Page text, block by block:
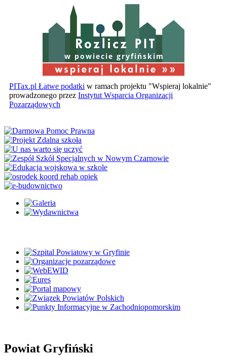
w powiecie gryfińskim
PITax.pl Łatwe podatki w ramach projektu "Wspieraj lokalnie"
prowadzonego przez Instytut Wsparcia Organizacji
Pozarządowych
Powiat Gryfiński